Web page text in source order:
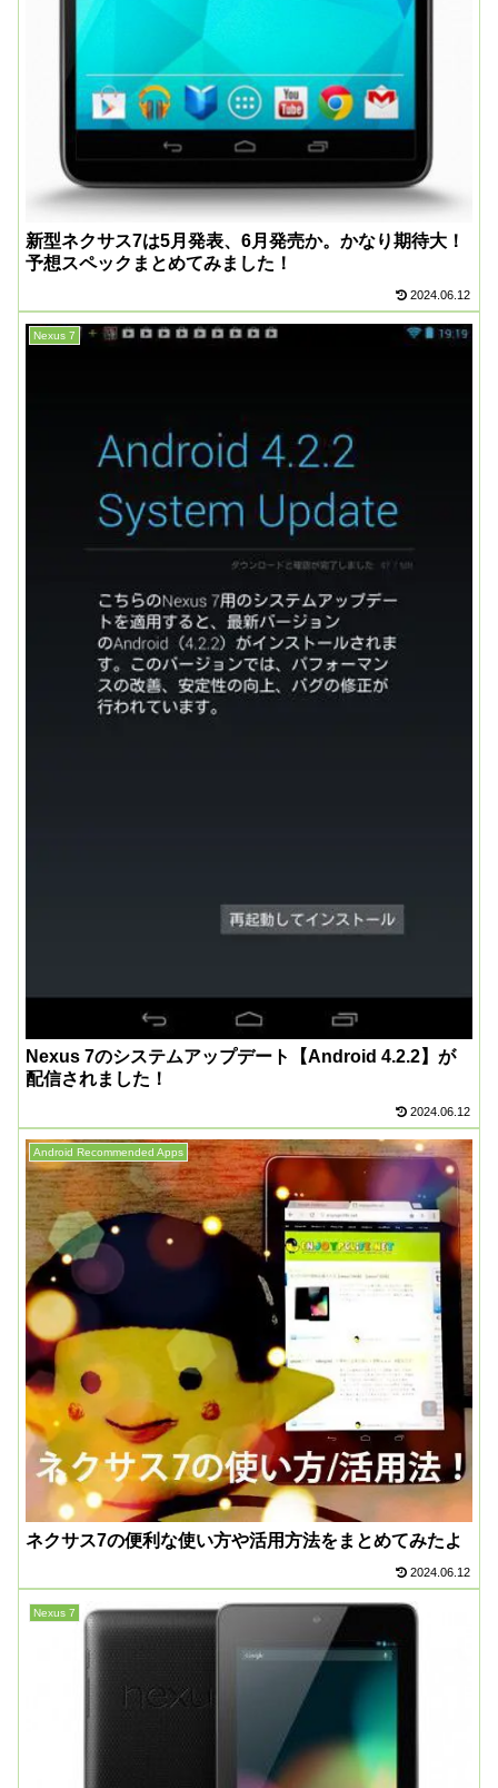
新型ネクサス7は5月発表、6月発売か。かなり期待大！
予想スペックまとめてみました！
2024.06.12
Nexus 7
Nexus 7のシステムアップデート【Android 4.2.2】が
配信されました！
2024.06.12
Android Recommended Apps
ネクサス7の便利な使い方や活用方法をまとめてみたよ
2024.06.12
Nexus 7